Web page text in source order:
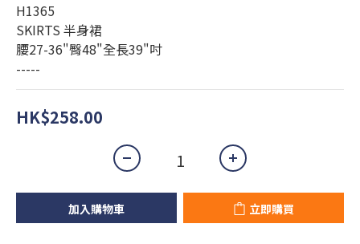
H1365
SKIRTS 半身裙
腰27-36"臀48"全長39"吋
-----
HK$258.00
加入購物車 立即購買